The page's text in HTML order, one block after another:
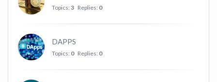
Topics: 3 Replies: 0
DAPPS
Topics: 0 Replies: 0